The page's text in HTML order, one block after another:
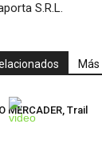
S.R.L.
MERCADER, Trail